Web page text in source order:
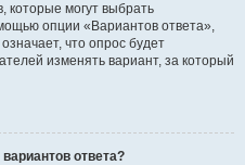
которые могут выбрать
опции «Вариантов ответа»,
что опрос будет
изменять вариант, за который
ответа?